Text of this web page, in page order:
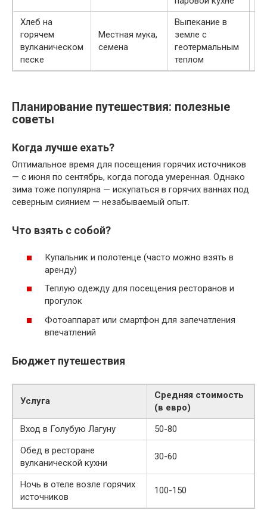
Хлеб на
горячем
вулканическом
песке
Местная мука,
семена
Выпекание в
земле с
геотермальным
теплом
Планирование путешествия: полезные
советы
Когда лучше ехать?
Оптимальное время для посещения горячих источников
— с июня по сентябрь, когда погода умеренная. Однако
зима тоже популярна — искупаться в горячих ваннах под
северным сиянием — незабываемый опыт.
Что взять с собой?
Купальник и полотенце (часто можно взять в
аренду)
Теплую одежду для посещения ресторанов и
прогулок
Фотоаппарат или смартфон для запечатления
впечатлений
Бюджет путешествия
Услуга
Средняя стоимость
(в евро)
Вход в Голубую Лагуну
50-80
Обед в ресторане
вулканической кухни
30-60
Ночь в отеле возле горячих
источников
100-150